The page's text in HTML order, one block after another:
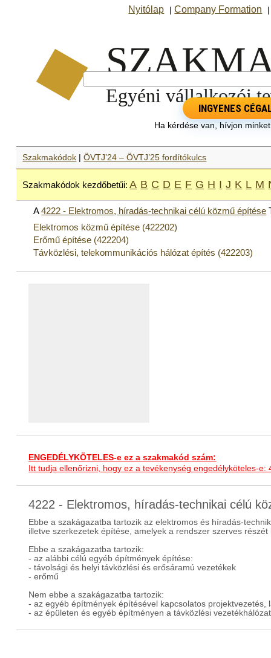
Nyitólap |Company Formation
INGYENES
Ha kérdése van, hívjon
Szakmakódok |ÖVTJ’24 – ÖVTJ’25 fordítókulcs
Szakmakódok kezdőbetűi: A B C D E F G H I J K L M
A4222 - Elektromos, híradás-technikai célú közmű építése
Elektromos közmű építése (422202)
Erőmű építése (422204)
Távközlési, telekommunikációs hálózat építés (422203)
ENGEDÉLYKÖTELES-e ez a szakmakód szám:
Itt tudja ellenőrizni, hogy ez a tevékenység engedélyköteles-e:
4222 - Elektromos, híradás-technikai célú
Ebbe a szakágazatba tartozik az elektromos és híradás-
illetve szerkezetek építése, amelyek a rendszer szerves részét
Ebbe a szakágazatba tartozik:
- az alábbi célú egyéb építmények építése:
- távolsági és helyi távközlési és erősáramú vezetékek
- erőmű
Nem ebbe a szakágazatba tartozik:
- az egyéb építmények építésével kapcsolatos projektvezetés,
- az épületen és egyéb építményen a távközlési